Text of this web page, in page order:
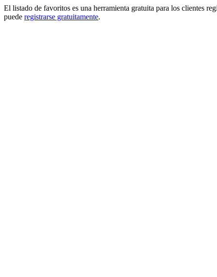
El listado de favoritos es una herramienta gratuita para los clientes
puede registrarse gratuitamente.